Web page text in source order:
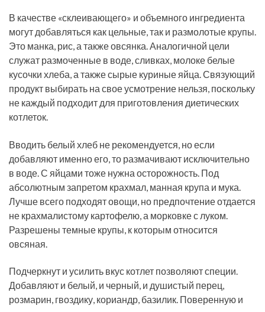
В качестве «склеивающего» и объемного ингредиента
могут добавляться как цельные, так и размолотые крупы.
Это манка, рис, а также овсянка. Аналогичной цели
служат размоченные в воде, сливках, молоке белые
кусочки хлеба, а также сырые куриные яйца. Связующий
продукт выбирать на свое усмотрение нельзя, поскольку
не каждый подходит для приготовления диетических
котлеток.
Вводить белый хлеб не рекомендуется, но если
добавляют именно его, то размачивают исключительно
в воде. С яйцами тоже нужна осторожность. Под
абсолютным запретом крахмал, манная крупа и мука.
Лучше всего подходят овощи, но предпочтение отдается
не крахмалистому картофелю, а морковке с луком.
Разрешены темные крупы, к которым относится
овсяная.
Подчеркнут и усилить вкус котлет позволяют специи.
Добавляют и белый, и черный, и душистый перец,
розмарин, гвоздику, кориандр, базилик. Поверенную и